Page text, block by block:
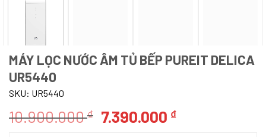
MÁY LỌC NƯỚC ÂM TỦ BẾP PUREIT DELICA
UR5440
SKU: UR5440
10.900.000₫ Giá
7.390.000 ₫Giá